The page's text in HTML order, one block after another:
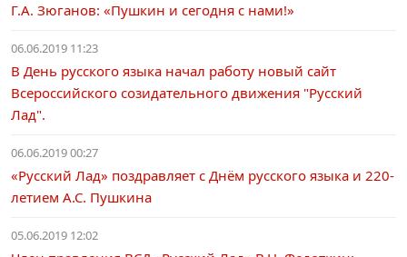
Г.А. Зюганов: «Пушкин и сегодня с нами!»
06.06.2019 11:23
В День русского языка начал работу новый сайт
Всероссийского созидательного движения "Русский
Лад".
06.06.2019 00:27
«Русский Лад» поздравляет с Днём русского языка и 220-
летием А.С. Пушкина
05.06.2019 12:02